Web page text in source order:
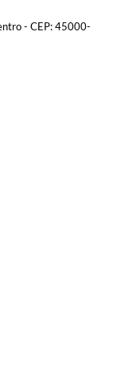
- CEP: 45000-